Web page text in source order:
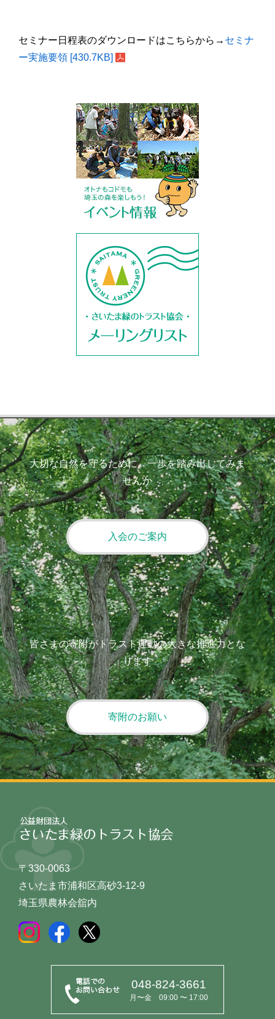
セミナー日程表のダウンロードはこちらから→ セミナ
ー実施要領 [430.7KB]
大切な自然を守るために、一歩を踏み出してみま
せんか
入会のご案内
皆さまの寄附がトラスト運動の大きな推進力とな
ります
寄附のお願い
〒330-0063
さいたま市浦和区高砂3-12-9
埼玉県農林会舘内
048-824-3661
月〜金 09:00 〜 17:00